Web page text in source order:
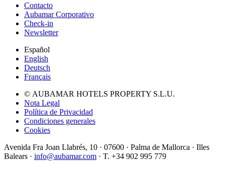
Contacto
Aubamar Corporativo
Check-in
Newsletter
Español
English
Deutsch
Français
© AUBAMAR HOTELS PROPERTY S.L.U.
Nota Legal
Política de Privacidad
Condiciones generales
Cookies
Avenida Fra Joan Llabrés, 10 · 07600 · Palma de Mallorca · Illes
Balears · info@aubamar.com · T. +34 902 995 779